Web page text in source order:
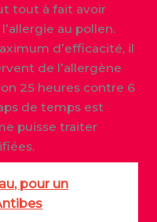
tout à fait avoir
au pollen.
d’efficacité, il
de l’allergène
25 heures contre 6
de temps est
puisse traiter
pour un